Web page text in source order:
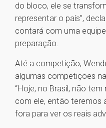
do bloco, ele se
representar o país”,
contará com uma
preparação.
Até a competição,
algumas competições
“Hoje, no Brasil, não
com ele, então teremos
fora para ver os reais